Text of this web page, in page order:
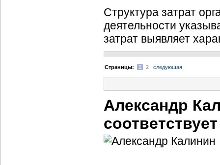
Структура затрат
деятельности
затрат выявляет
Cтраницы: 1 2 следующая
Александр